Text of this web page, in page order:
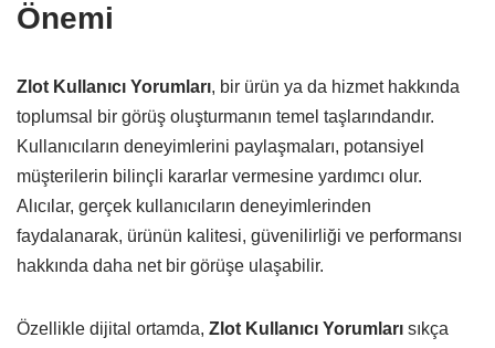
Önemi
Zlot Kullanıcı Yorumları, bir ürün ya da hizmet hakkında
toplumsal bir görüş oluşturmanın temel taşlarındandır.
Kullanıcıların deneyimlerini paylaşmaları, potansiyel
müşterilerin bilinçli kararlar vermesine yardımcı olur.
Alıcılar, gerçek kullanıcıların deneyimlerinden
faydalanarak, ürünün kalitesi, güvenilirliği ve performansı
hakkında daha net bir görüşe ulaşabilir.
Özellikle dijital ortamda, Zlot Kullanıcı Yorumları sıkça